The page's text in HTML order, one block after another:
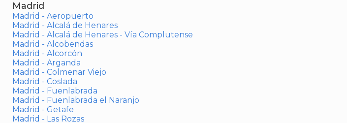
Madrid
Madrid - Aeropuerto
Madrid - Alcalá de Henares
Madrid - Alcalá de Henares - Vía Complutense
Madrid - Alcobendas
Madrid - Alcorcón
Madrid - Arganda
Madrid - Colmenar Viejo
Madrid - Coslada
Madrid - Fuenlabrada
Madrid - Fuenlabrada el Naranjo
Madrid - Getafe
Madrid - Las Rozas